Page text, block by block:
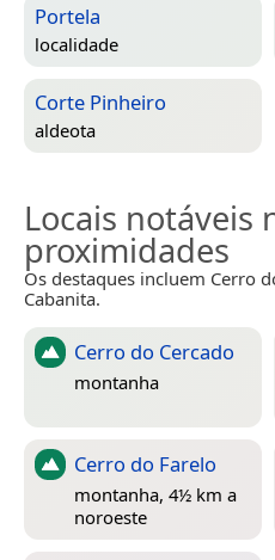
Portela
localidade
Corte Pinheiro
aldeota
Locais notáveis
proximidades
Os destaques incluem Cerro
Cabanita.
Cerro do Cercado
montanha
Cerro do Farelo
montanha, 4½ km a
noroeste